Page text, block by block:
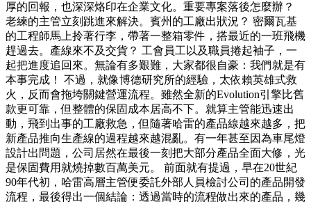
厚的回報，也深深烙印在企業文化。重要專案落後怎麼辦？
老練的主管立刻跳進來解決。賓州的工廠出狀況？ 密爾瓦基
的工程師馬上拎著行李，帶著一整箱零件，搭最近的一班飛機
趕過去。產線來不及交貨？ 工會員工以及職員捲起袖子，一
起把進度追回來。無論有多艱難，大家都很自豪：我們就是有
本事完成！ 不過，就像博德研究所的經驗，太依賴英雄式救
火，反而會拖垮關鍵營運流程。雖然全新的Evolution引擎比舊
款更可靠，但整體的保固成本居高不下。就算主管能迅速出
動，飛到出事的工廠救急，但隨著哈雷的產品線越來越多，把
新產品推向生產線的過程越來越混亂。有一年甚至因為車尾燈
設計出問題，公司居然在最後一刻把大部分產品全面大修，光
是保固費用就燒掉數百萬美元。 前面就有提過，早在20世紀
90年代初，哈雷高層主管便委託外部人員檢討公司的產品開發
流程，最後得出一個結論：透過當時的流程做出來的產品，幾